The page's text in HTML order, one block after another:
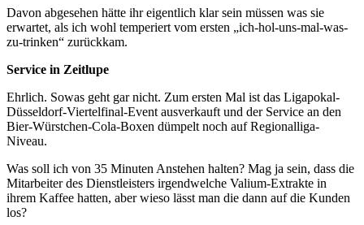
Davon abgesehen hätte ihr eigentlich klar sein müssen was sie
erwartet, als ich wohl temperiert vom ersten „ich-hol-uns-mal-was-
zu-trinken“ zurückkam.
Service in Zeitlupe
Ehrlich. Sowas geht gar nicht. Zum ersten Mal ist das Ligapokal-
Düsseldorf-Viertelfinal-Event ausverkauft und der Service an den
Bier-Würstchen-Cola-Boxen dümpelt noch auf Regionalliga-
Niveau.
Was soll ich von 35 Minuten Anstehen halten? Mag ja sein, dass die
Mitarbeiter des Dienstleisters irgendwelche Valium-Extrakte in
ihrem Kaffee hatten, aber wieso lässt man die dann auf die Kunden
los?